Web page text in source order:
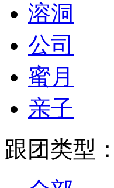
溶洞
公司
蜜月
亲子
跟团类型：